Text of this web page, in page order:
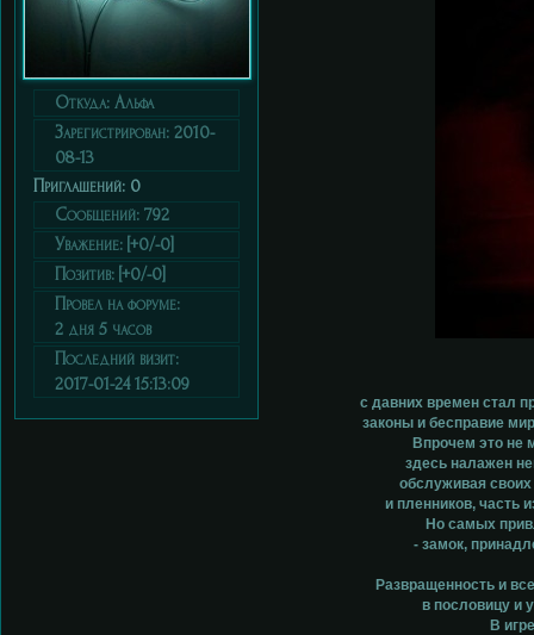
Откуда: Альфа
Зарегистрирован: 2010-
08-13
Приглашений: 0
Сообщений: 792
Уважение: [+0/-0]
Позитив: [+0/-0]
Провел на форуме:
2 дня 5 часов
Последний визит:
2017-01-24 15:13:09
с давних времен стал
законы и бесправие
Впрочем это не
здесь налажен
обслуживая своих
и пленников, часть
Но самых
- замок,
Развращенность и
в пословицу и
В